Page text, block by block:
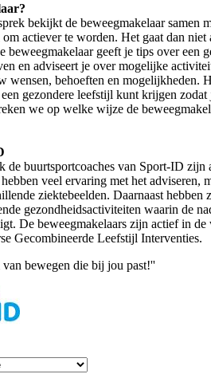
bekijkt de beweegmakelaar samen
actiever te worden. Het gaat dan niet
beweegmakelaar geeft je tips over een
en adviseert je over mogelijke
wensen, behoeften en mogelijkheden.
gezondere leefstijl kunt krijgen
we op welke wijze de
de buurtsportcoaches van Sport-ID zijn
veel ervaring met het adviseren,
ziektebeelden. Daarnaast hebben
gezondheidsactiviteiten waarin de
De beweegmakelaars zijn actief in
Gecombineerde Leefstijl Interventies.
bewegen die bij jou past!''